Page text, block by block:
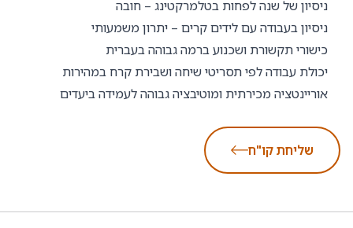
ניסיון של שנה לפחות בטלמרקטינג – חובה
ניסיון בעבודה עם לידים קרים – יתרון משמעותי
כישורי תקשורת ושכנוע ברמה גבוהה בעברית
יכולת עבודה לפי תסריטי שיחה ושבירת קרח במהירות
אוריינטציה מכירתית ומוטיבציה גבוהה לעמידה ביעדים
שליחת קו"ח